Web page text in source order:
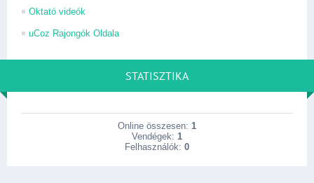
Oktató videók
uCoz Rajongók Oldala
STATISZTIKA
Online összesen: 1
Vendégek: 1
Felhasználók: 0